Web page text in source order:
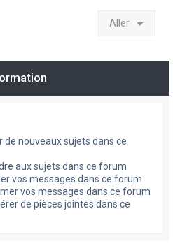
Aller
de nouveaux sujets dans ce
aux sujets dans ce forum
vos messages dans ce forum
vos messages dans ce forum
de pièces jointes dans ce